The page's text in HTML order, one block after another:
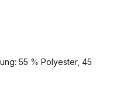
55 % Polyester, 45